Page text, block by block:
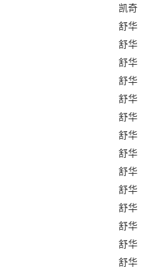
凯奇
舒华
舒华
舒华
舒华
舒华
舒华
舒华
舒华
舒华
舒华
舒华
舒华
舒华
舒华